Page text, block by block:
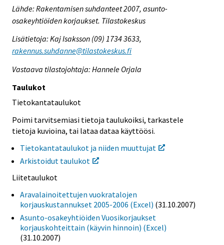
Lähde: Rakentamisen suhdanteet 2007, asunto-
osakeyhtiöiden korjaukset. Tilastokeskus
Lisätietoja: Kaj Isaksson (09) 1734 3633,
rakennus.suhdanne@tilastokeskus.fi
Vastaava tilastojohtaja: Hannele Orjala
Taulukot
Tietokantataulukot
Poimi tarvitsemiasi tietoja taulukoiksi, tarkastele
tietoja kuvioina, tai lataa dataa käyttöösi.
Tietokantataulukot ja niiden muuttujat
Arkistoidut taulukot
Liitetaulukot
Aravalainoitettujen vuokratalojen
korjauskustannukset 2005-2006 (Excel) (31.10.2007)
Asunto-osakeyhtiöiden Vuosikorjaukset
korjauskohteittain (käyvin hinnoin) (Excel)
(31.10.2007)